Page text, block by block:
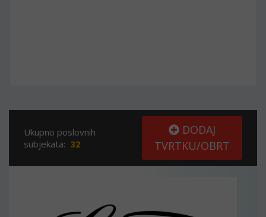
Ukupno poslovnih
subjekata: 32
DODAJ
TVRTKU/OBRT